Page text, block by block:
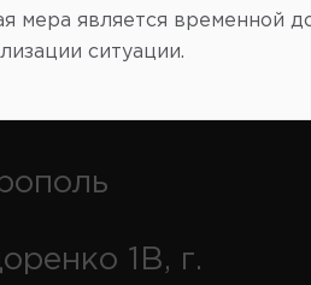
Строителей 2А,
1В, г.
мера является временной
ситуации.